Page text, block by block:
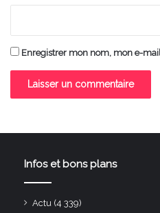
Enregistrer mon nom, mon e-
Infos et bons plans
Actu (4 339)